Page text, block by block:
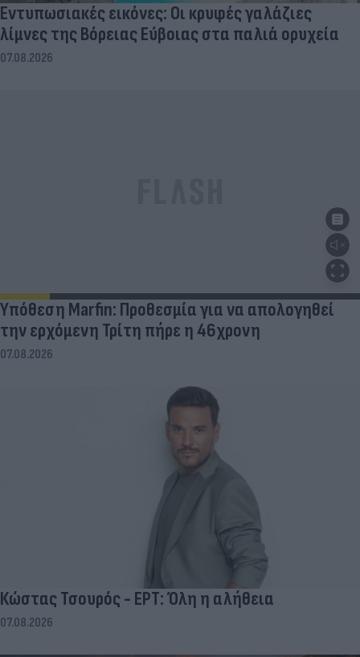
Εντυπωσιακές εικόνες: Οι κρυφές γαλάζιες
λίμνες της Βόρειας Εύβοιας στα παλιά ορυχεία
07.08.2026
Υπόθεση Marfin: Προθεσμία για να απολογηθεί
την ερχόμενη Τρίτη πήρε η 46χρονη
07.08.2026
Κώστας Τσουρός - ΕΡΤ: Όλη η αλήθεια
07.08.2026